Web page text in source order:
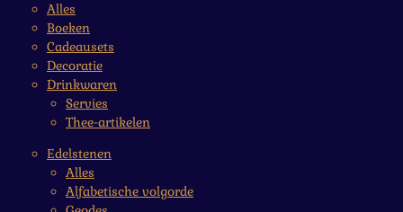
Alles
Boeken
Cadeausets
Decoratie
Drinkwaren
Servies
Thee-artikelen
Edelstenen
Alles
Alfabetische volgorde